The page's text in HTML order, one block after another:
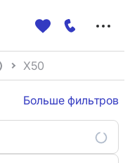
X50
Больше фильтров